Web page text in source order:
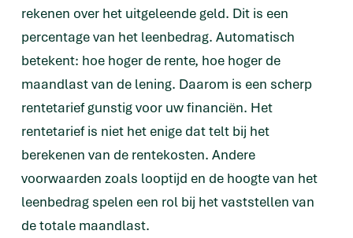
rekenen over het uitgeleende geld. Dit is een
percentage van het leenbedrag. Automatisch
betekent: hoe hoger de rente, hoe hoger de
maandlast van de lening. Daarom is een scherp
rentetarief gunstig voor uw financiën. Het
rentetarief is niet het enige dat telt bij het
berekenen van de rentekosten. Andere
voorwaarden zoals looptijd en de hoogte van het
leenbedrag spelen een rol bij het vaststellen van
de totale maandlast.